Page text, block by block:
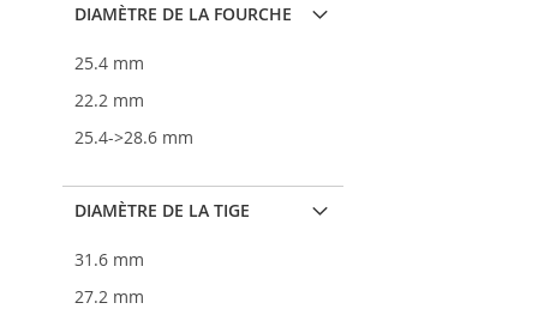
DIAMÈTRE DE LA FOURCHE
25.4 mm
22.2 mm
25.4->28.6 mm
DIAMÈTRE DE LA TIGE
31.6 mm
27.2 mm